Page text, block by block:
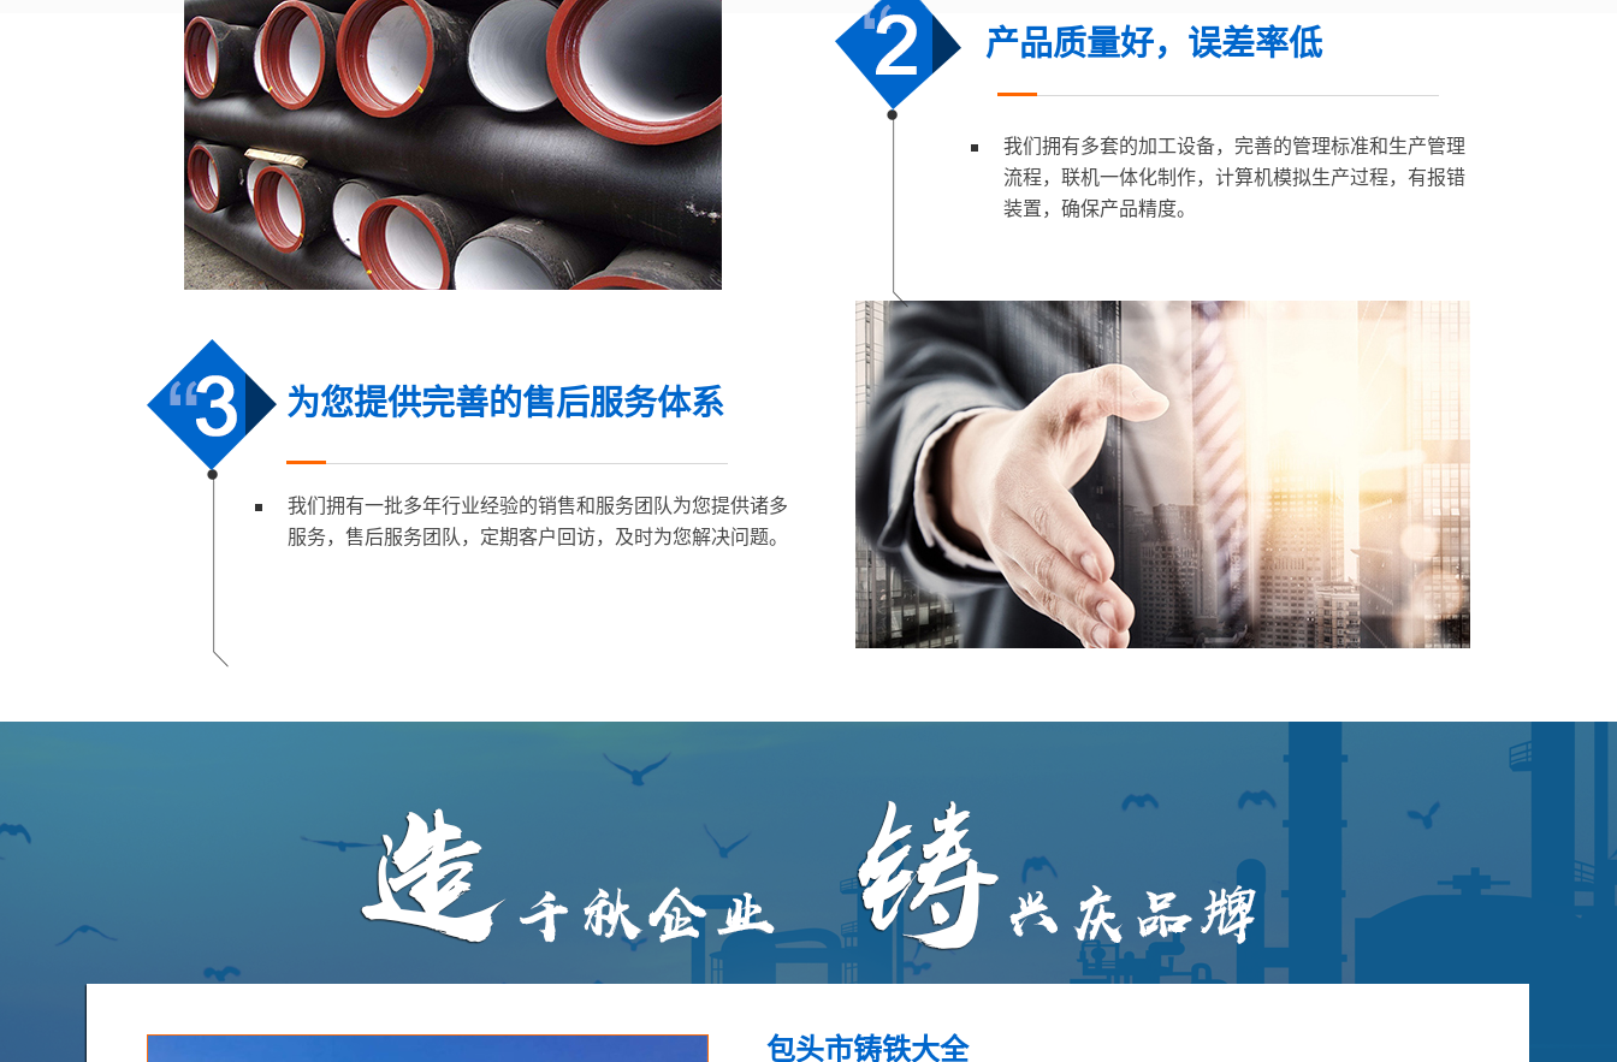
产品质量好，误差率低
我们拥有多套的加工设备，完善的管理标准和生产管理
流程，联机一体化制作，计算机模拟生产过程，有报错
装置，确保产品精度。
为您提供完善的售后服务体系
我们拥有一批多年行业经验的销售和服务团队为您提供诸多
服务，售后服务团队，定期客户回访，及时为您解决问题。
包头市铸铁大全